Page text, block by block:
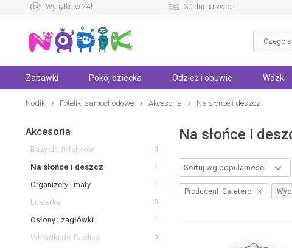
Wysyłka w 24h 30 dni na zwrot
Zabawki Pokój dziecka Odzież i obuwie Wózki
Nodik Foteliki samochodowe Akcesoria Na słońce i deszcz
Na słońce i
Akcesoria
Bazy do fotelików 0
Na słońce i deszcz 1
Organizery i maty 1
Lusterka 0
Osłony i zagłówki 1
Wkładki do fotelika 0
Producent: Caretero